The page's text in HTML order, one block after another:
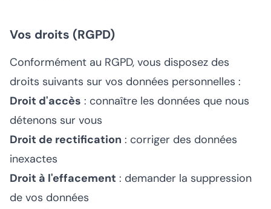
Vos droits (RGPD)
Conformément au RGPD, vous disposez des
droits suivants sur vos données personnelles :
Droit d'accès : connaître les données que nous
détenons sur vous
Droit de rectification : corriger des données
inexactes
Droit à l'effacement : demander la suppression
de vos données